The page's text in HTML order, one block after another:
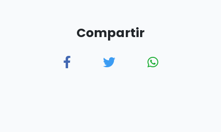
Compartir